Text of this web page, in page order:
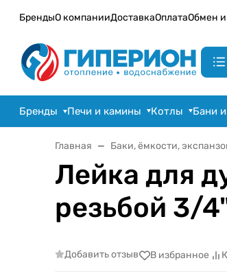
БрендыО компанииДоставкаОплатаОбмен и
Бренды Печи и камины Котлы Бани
Главная Баки, ёмкости,
Лейка для
резьбой 3/
Добавить отзыв В избранное